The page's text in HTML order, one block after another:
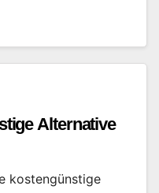
Alternative
kostengünstige